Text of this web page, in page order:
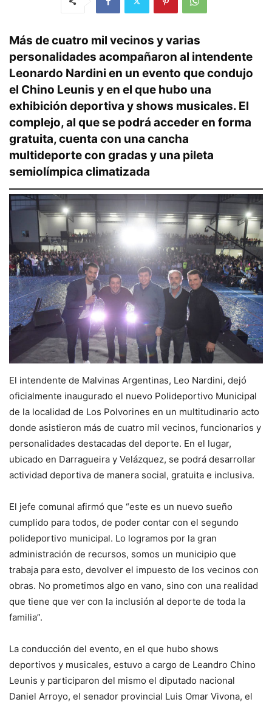
Más de cuatro mil vecinos y varias
personalidades acompañaron al intendente
Leonardo Nardini en un evento que condujo
el Chino Leunis y en el que hubo una
exhibición deportiva y shows musicales. El
complejo, al que se podrá acceder en forma
gratuita, cuenta con una cancha
multideporte con gradas y una pileta
semiolímpica climatizada
El intendente de Malvinas Argentinas, Leo Nardini, dejó
oficialmente inaugurado el nuevo Polideportivo Municipal
de la localidad de Los Polvorines en un multitudinario acto
donde asistieron más de cuatro mil vecinos, funcionarios y
personalidades destacadas del deporte. En el lugar,
ubicado en Darragueira y Velázquez, se podrá desarrollar
actividad deportiva de manera social, gratuita e inclusiva.
El jefe comunal afirmó que “este es un nuevo sueño
cumplido para todos, de poder contar con el segundo
polideportivo municipal. Lo logramos por la gran
administración de recursos, somos un municipio que
trabaja para esto, devolver el impuesto de los vecinos con
obras. No prometimos algo en vano, sino con una realidad
que tiene que ver con la inclusión al deporte de toda la
familia”.
La conducción del evento, en el que hubo shows
deportivos y musicales, estuvo a cargo de Leandro Chino
Leunis y participaron del mismo el diputado nacional
Daniel Arroyo, el senador provincial Luis Omar Vivona, el